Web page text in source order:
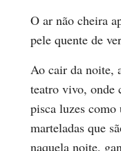
O ar não cheira
pele quente de
Ao cair da noite,
teatro vivo, onde
pisca luzes
marteladas que
naquela noite,